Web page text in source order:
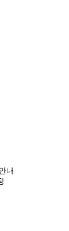
내